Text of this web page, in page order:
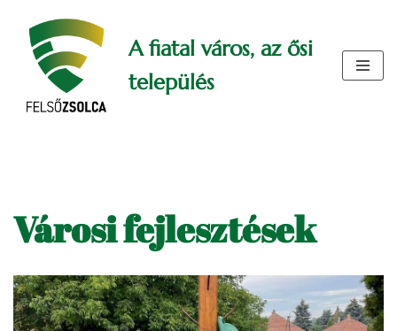
Skip
content
A fiatal város, az ősi
település
Városi fejlesztések